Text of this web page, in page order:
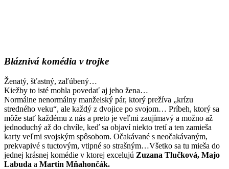
Bláznivá komédia v trojke
Ženatý, šťastný, zaľúbený…
Kiežby to isté mohla povedať aj jeho žena…
Normálne nenormálny manželský pár, ktorý prežíva „krízu
stredného veku“, ale každý z dvojice po svojom… Príbeh, ktorý sa
môže stať každému z nás a preto je veľmi zaujímavý a možno až
jednoduchý až do chvíle, keď sa objaví niekto tretí a ten zamieša
karty veľmi svojským spôsobom. Očakávané s neočakávaným,
prekvapivé s tuctovým, vtipné so strašným…Všetko sa tu mieša do
jednej krásnej komédie v ktorej excelujú Zuzana Tlučková, Majo
Labuda a Martin Mňahončák.